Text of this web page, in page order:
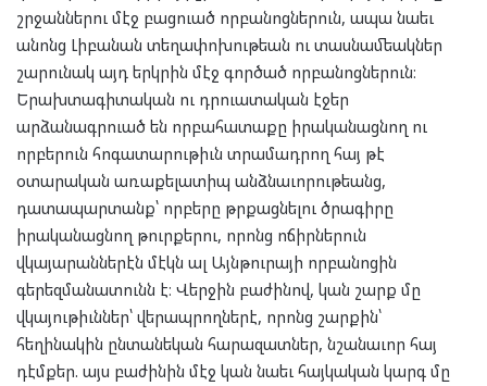
շրջաններու մէջ բացուած որբանոցներուն, ապա նաեւ
անոնց Լիբանան տեղափոխութեան ու տասնամեակներ
շարունակ այդ երկրին մէջ գործած որբանոցներուն։
Երախտագիտական ու դրուատական էջեր
արձանագրուած են որբահատաքը իրականացնող ու
որբերուն հոգատարութիւն տրամադրող հայ թէ
օտարական առաքելատիպ անձնաւորութեանց,
դատապարտանք՝ որբերը թրքացնելու ծրագիրը
իրականացնող թուրքերու, որոնց ոճիրներուն
վկայարաններէն մէկն ալ Այնթուրայի որբանոցին
գերեզմանատունն է։ Վերջին բաժինով, կան շարք մը
վկայութիւններ՝ վերապրողներէ, որոնց շարքին՝
հեղինակին ընտանեկան հարազատներ, նշանաւոր հայ
դէմքեր. այս բաժինին մէջ կան նաեւ հայկական կարգ մը